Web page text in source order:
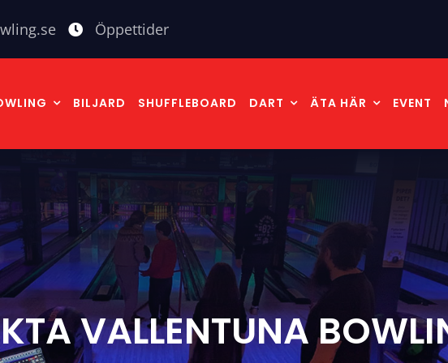
Öppettider
BILJARD SHUFFLEBOARD DART ÄTA HÄR EVENT
VALLENTUNA